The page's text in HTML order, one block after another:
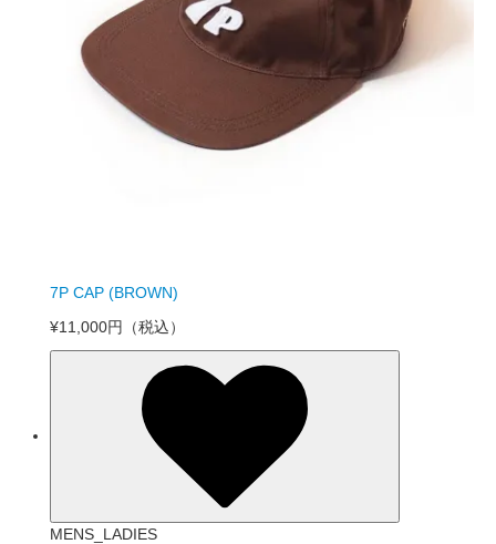
7P CAP (BROWN)
¥11,000円
（税込）
MENS_LADIES